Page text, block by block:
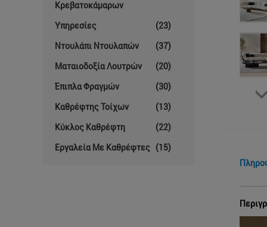
Κρεβατοκάμαρων
Υπηρεσίες (23)
Ντουλάπι Ντουλαπών (37)
Ματαιοδοξία Λουτρών (20)
Έπιπλα Φραγμών (30)
Καθρέφτης Τοίχων (13)
Κύκλος Καθρέφτη (22)
Εργαλεία Με Καθρέφτες
(15)